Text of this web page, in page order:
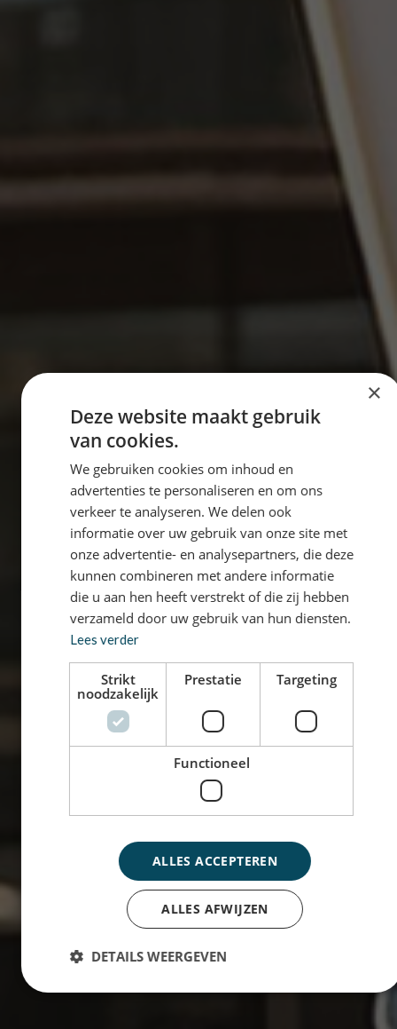
×
Deze website maakt gebruik
van cookies.
We gebruiken cookies om inhoud en
advertenties te personaliseren en om ons
verkeer te analyseren. We delen ook
informatie over uw gebruik van onze site met
onze advertentie- en analysepartners, die deze
kunnen combineren met andere informatie
die u aan hen heeft verstrekt of die zij hebben
verzameld door uw gebruik van hun diensten.
Lees verder
Strikt
noodzakelijk
Prestatie Targeting
Functioneel
ALLES ACCEPTEREN
ALLES AFWIJZEN
DETAILS WEERGEVEN